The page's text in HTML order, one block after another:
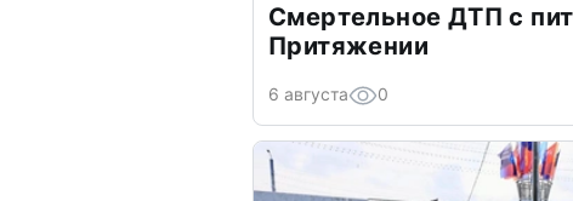
Смертельное ДТП с
Притяжении
6 августа 0